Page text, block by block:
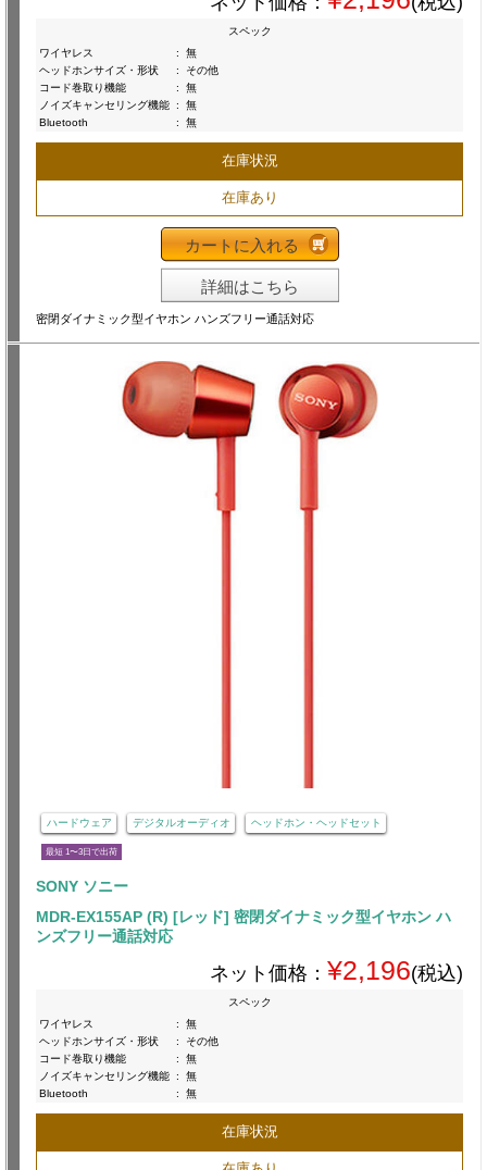
スペック
ワイヤレス
:
無
ヘッドホンサイズ・形状
:
その他
コード巻取り機能
:
無
ノイズキャンセリング機能 :
無
Bluetooth
: 無
在庫状況
在庫あり
カートに入れる
詳細はこちら
密閉ダイナミック型イヤホン ハンズフリー通話対応
ハードウェア デジタルオーディオ ヘッドホン・ヘッドセット
最短 1〜3日で出荷
SONY ソニー
MDR-EX155AP (R) [レッド] 密閉ダイナミック型イヤホン ハ
ンズフリー通話対応
ネット価格： ¥2,196(税込)
スペック
ワイヤレス
:
無
ヘッドホンサイズ・形状
:
その他
コード巻取り機能
:
無
ノイズキャンセリング機能 :
無
Bluetooth
: 無
在庫状況